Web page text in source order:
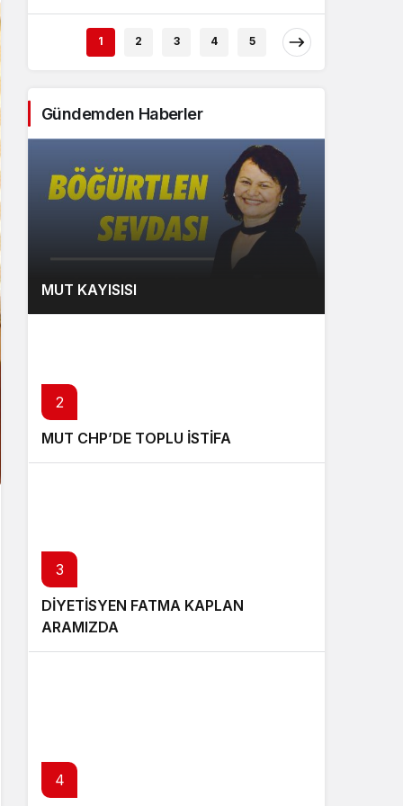
Sistem modunu seçin.
1 2 3 4 5
Gündemden Haberler
MUT KAYISISI
2
MUT CHP’DE TOPLU İSTİFA
3
DİYETİSYEN FATMA KAPLAN
ARAMIZDA
4